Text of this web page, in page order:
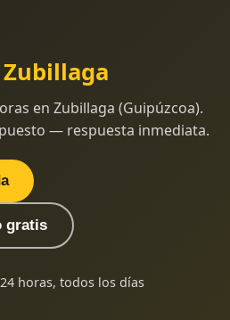
Zubillaga
en Zubillaga (Guipúzcoa).
— respuesta inmediata.
gratis
horas, todos los días